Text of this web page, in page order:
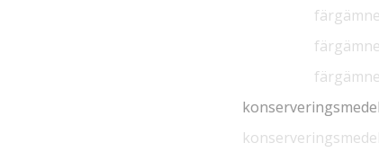
färgämne
färgämne
färgämne
konserveringsmedel
konserveringsmedel
konserveringsmedel